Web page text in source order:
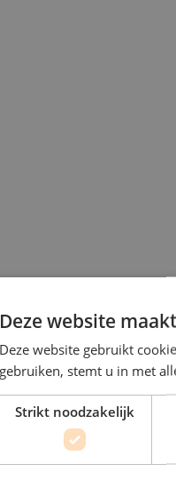
(Vergoeding van tot
vacatures
Deze website
Deze website gebruikt
gebruiken, stemt u in met
Strikt noodzakelijk